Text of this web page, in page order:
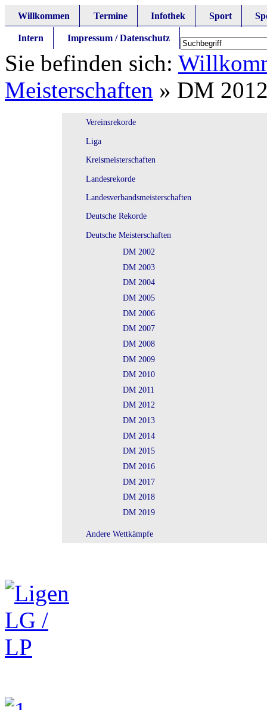
Willkommen Termine Infothek Sport
Intern Impressum / Datenschutz
Sie befinden sich:
Meisterschaften » DM
Vereinsrekorde
Liga
Kreismeisterschaften
Landesrekorde
Landesverbandsmeisterschaften
Deutsche Rekorde
Deutsche Meisterschaften
DM 2002
DM 2003
DM 2004
DM 2005
DM 2006
DM 2007
DM 2008
DM 2009
DM 2010
DM 2011
DM 2012
DM 2013
DM 2014
DM 2015
DM 2016
DM 2017
DM 2018
DM 2019
Andere Wettkämpfe